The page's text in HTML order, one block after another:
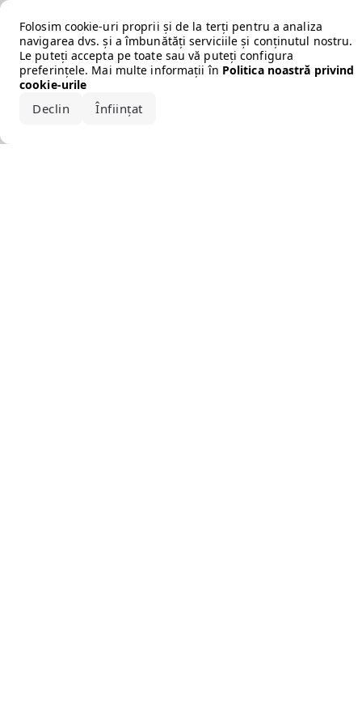
Folosim cookie-uri proprii și de la terți pentru a analiza
navigarea dvs. și a îmbunătăți serviciile și conținutul nostru.
Le puteți accepta pe toate sau vă puteți configura
preferințele. Mai multe informații în Politica noastră privind
cookie-urile
Declin Înființat
Error loading the brand